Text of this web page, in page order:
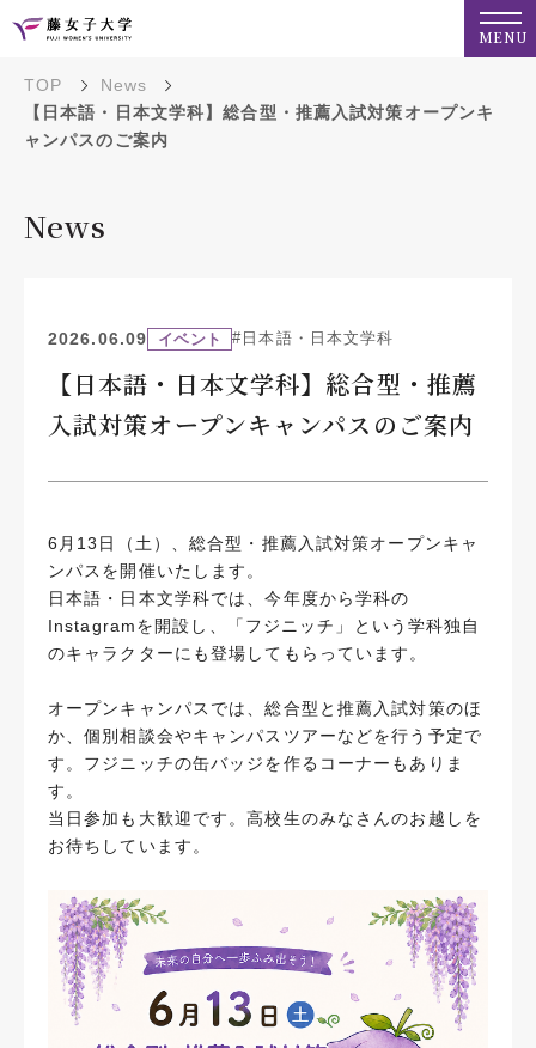
MENU
TOP
News
【日本語・日本文学科】総合型・推薦入試対策オープンキ
ャンパスのご案内
News
2026.06.09 イベント #日本語・日本文学科
【日本語・日本文学科】総合型・推薦
入試対策オープンキャンパスのご案内
6月13日（土）、総合型・推薦入試対策オープンキャ
ンパスを開催いたします。
日本語・日本文学科では、今年度から学科の
Instagramを開設し、「フジニッチ」という学科独自
のキャラクターにも登場してもらっています。
オープンキャンパスでは、総合型と推薦入試対策のほ
か、個別相談会やキャンパスツアーなどを行う予定で
す。フジニッチの缶バッジを作るコーナーもありま
す。
当日参加も大歓迎です。高校生のみなさんのお越しを
お待ちしています。